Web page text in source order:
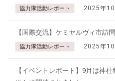
協力隊活動レポート 2025年10
【国際交流】ケミヤルヴィ市訪
協力隊活動レポート 2025年10
【イベントレポート】9月は神